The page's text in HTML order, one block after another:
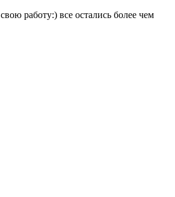
работу:) все остались более чем